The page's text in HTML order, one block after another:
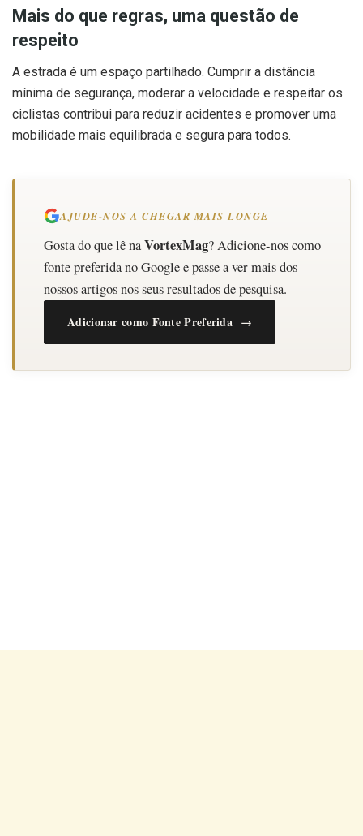
Mais do que regras, uma questão de
respeito
A estrada é um espaço partilhado. Cumprir a distância
mínima de segurança, moderar a velocidade e respeitar os
ciclistas contribui para reduzir acidentes e promover uma
mobilidade mais equilibrada e segura para todos.
AJUDE-NOS A CHEGAR MAIS LONGE
Gosta do que lê naVortexMag? Adicione-nos como
fonte preferida no Google e passe a ver mais dos
nossos artigos nos seus resultados de pesquisa.
Adicionar como Fonte Preferida →